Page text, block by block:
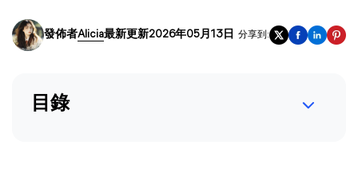
發佈者Alicia最新更新2026年05月13日 分享到:
目錄